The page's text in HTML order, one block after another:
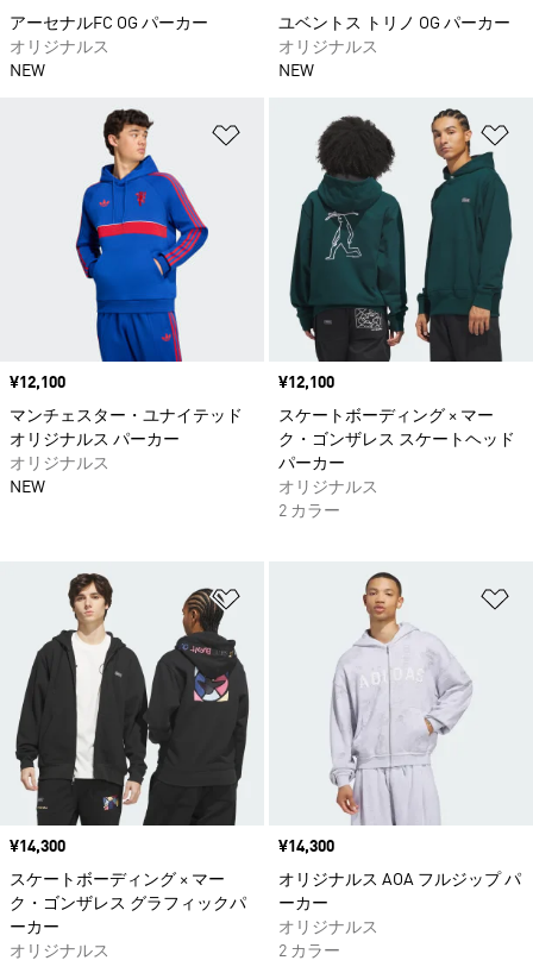
アーセナルFC OG パーカー
オリジナルス
NEW
ユベントス トリノ OG パーカー
オリジナルス
NEW
ほしいものリストに追加
価格
¥12,100
マンチェスター・ユナイテッド
オリジナルス パーカー
オリジナルス
NEW
価格
¥12,100
スケートボーディング × マー
ク・ゴンザレス スケートヘッド
パーカー
オリジナルス
2 カラー
ほしいものリストに追加
価格
¥14,300
スケートボーディング × マー
ク・ゴンザレス グラフィックパ
ーカー
オリジナルス
価格
¥14,300
オリジナルス AOA フルジップ パ
ーカー
オリジナルス
2 カラー